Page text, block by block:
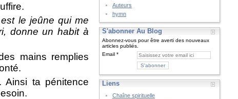
le jeûne qui me
donne un habit à
mains remplies
Ainsi ta pénitence
Auteurs
hymn
S'abonner Au Blog
Abonnez-vous pour être averti des nouveaux
articles publiés.
Email
Liens
Chaîne spirituelle